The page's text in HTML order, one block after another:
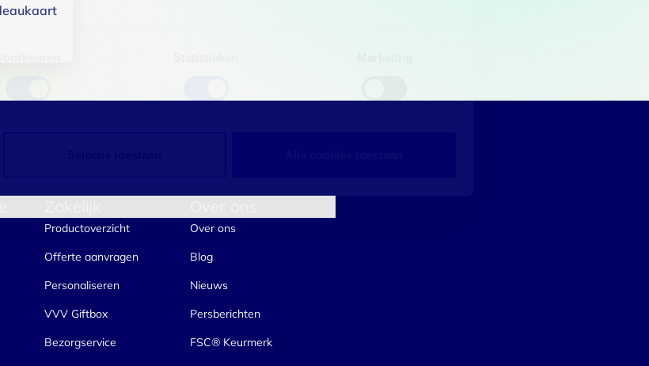
Productoverzicht
Offerte aanvragen
Personaliseren
VVV Giftbox
Bezorgservice
Over ons
Blog
Nieuws
Persberichten
FSC® Keurmerk